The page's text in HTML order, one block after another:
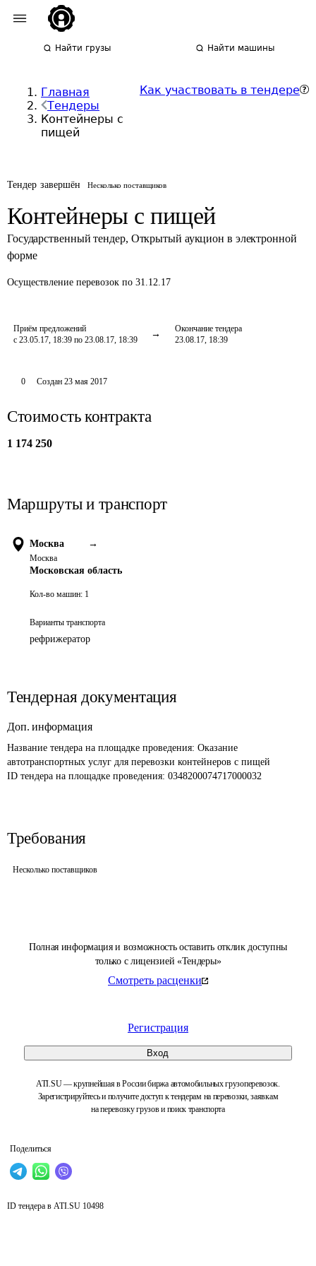
Найти грузы Найти машины
Главная
Тендеры
Контейнеры с
пищей
Как участвовать в тендере
Тендер завершён Несколько поставщиков
Контейнеры с пищей
Государственный тендер, Открытый аукцион в электронной
форме
Осуществление перевозок по 31.12.17
Приём предложений
с 23.05.17, 18:39 по 23.08.17, 18:39
Окончание тендера
23.08.17, 18:39
Полная информация и возможность оставить отклик доступны
только с лицензией «Тендеры»
Смотреть расценки
Регистрация
Вход
ATI.SU — крупнейшая в России биржа автомобильных грузоперевозок.
Зарегистрируйтесь и получите доступ к тендерам на перевозки, заявкам
на перевозку грузов и поиск транспорта
Поделиться
0 Создан 23 мая 2017
Стоимость контракта
1 174 250
Маршруты и транспорт
Москва →
Москва
Московская область
Кол-во машин: 1
Варианты транспорта
рефрижератор
Тендерная документация
Доп. информация
Название тендера на площадке проведения: Оказание
автотранспортных услуг для перевозки контейнеров с пищей
ID тендера на площадке проведения: 0348200074717000032
Требования
Несколько поставщиков
ID тендера в ATI.SU 10498